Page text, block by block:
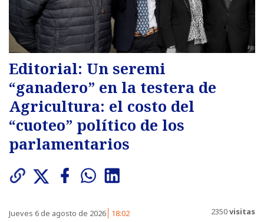
Editorial: Un seremi
“ganadero” en la testera de
Agricultura: el costo del
“cuoteo” político de los
parlamentarios
Jueves 6 de agosto de 2026 18:02 2350visitas